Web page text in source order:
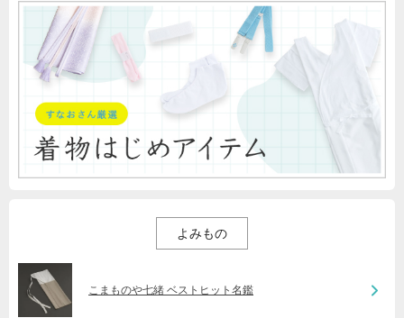
よみもの
こまものや七緒 ベストヒット名鑑